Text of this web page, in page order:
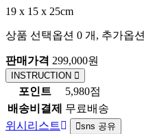
19 x 15 x 25cm
상품 선택옵션 0 개, 추가옵
판매가격 299,000원
INSTRUCTION
포인트
5,980점
배송비결제
무료배송
위시리스트
sns 공유